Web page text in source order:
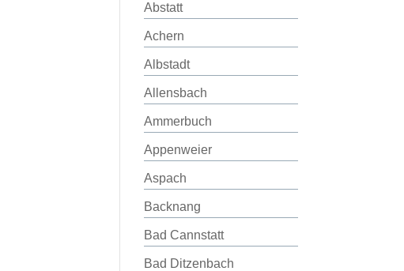
Abstatt
Achern
Albstadt
Allensbach
Ammerbuch
Appenweier
Aspach
Backnang
Bad Cannstatt
Bad Ditzenbach